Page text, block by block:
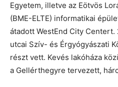
Egyetem, illetve az Eötvös
(BME-ELTE) informatikai
átadott WestEnd City
utcai Szív- és Érgyógyászati
részt vett. Kevés lakóháza
a Gellérthegyre tervezett,